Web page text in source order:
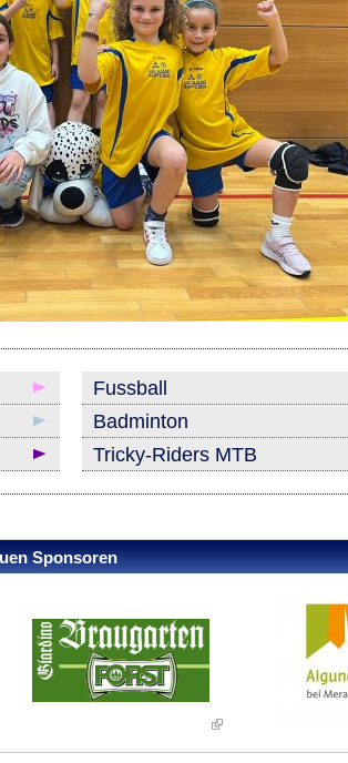
Fussball
Badminton
Tricky-Riders MTB
Sponsoren